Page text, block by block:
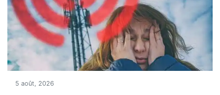
5 août, 2026